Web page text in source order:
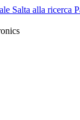
Salta alla ricerca